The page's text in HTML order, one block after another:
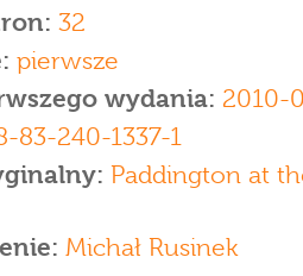
32
pierwsze
wydania: 2010-
83-240-1337-1
Paddington at
Michał Rusinek